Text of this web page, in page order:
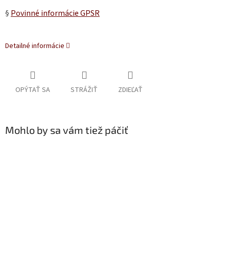
§ Povinné informácie GPSR
Detailné informácie
OPÝTAŤ SA STRÁŽIŤ ZDIEĽAŤ
Mohlo by sa vám tiež páčiť